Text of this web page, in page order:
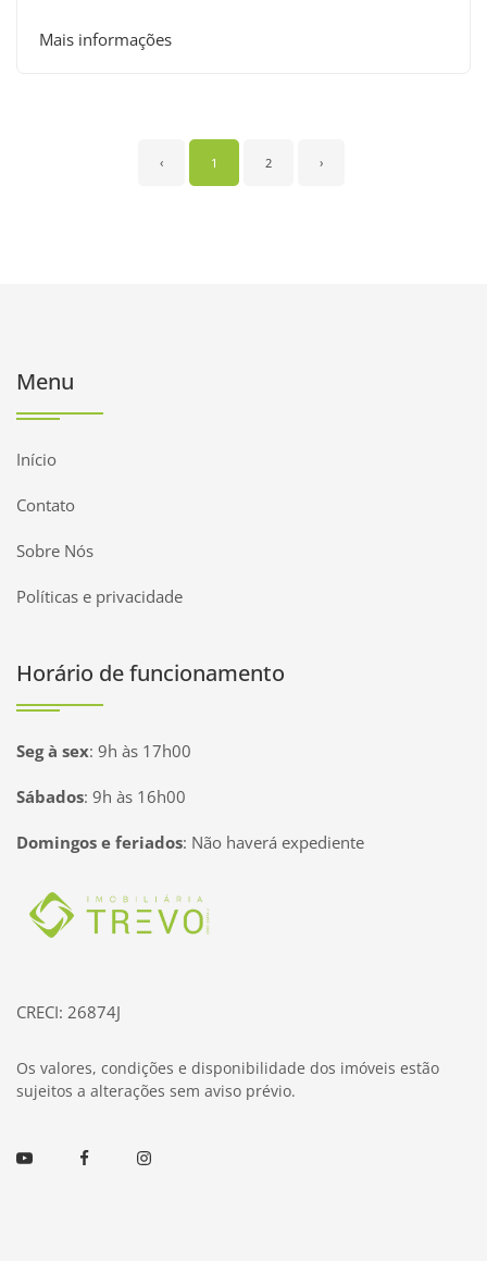
Mais informações
‹ 1 2 ›
Menu
Início
Contato
Sobre Nós
Políticas e privacidade
Horário de funcionamento
Seg à sex: 9h às 17h00
Sábados: 9h às 16h00
Domingos e feriados: Não haverá expediente
Página inicial
CRECI: 26874J
Os valores, condições e disponibilidade dos imóveis estão
sujeitos a alterações sem aviso prévio.
Youtube FacebookInstagram